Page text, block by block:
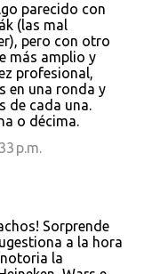
parecido con
(las mal
pero con otro
más amplio y
profesional,
en una ronda y
de cada una.
o décima.
p.m.
Sorprende
a la hora
la